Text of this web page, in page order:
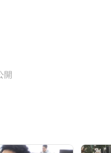
開